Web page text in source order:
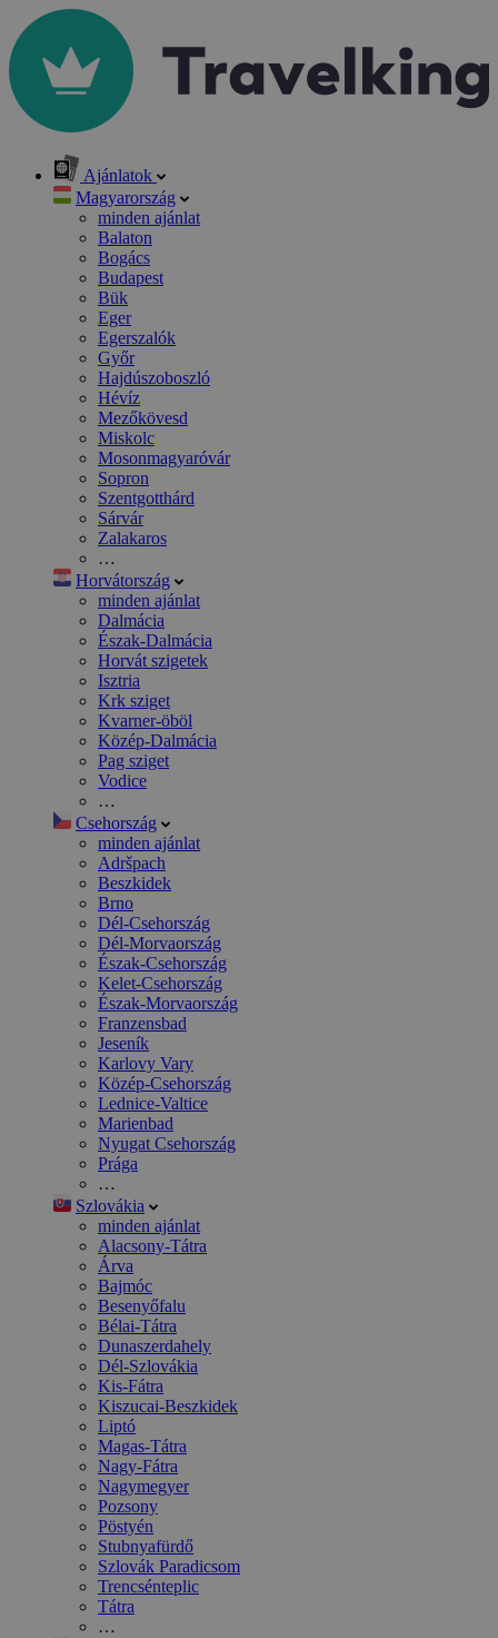
Ajánlatok
Magyarország
minden ajánlat
Balaton
Bogács
Budapest
Bük
Eger
Egerszalók
Győr
Hajdúszoboszló
Hévíz
Mezőkövesd
Miskolc
Mosonmagyaróvár
Sopron
Szentgotthárd
Sárvár
Zalakaros
…
Horvátország
minden ajánlat
Dalmácia
Észak-Dalmácia
Horvát szigetek
Isztria
Krk sziget
Kvarner-öböl
Közép-Dalmácia
Pag sziget
Vodice
…
Csehország
minden ajánlat
Adršpach
Beszkidek
Brno
Dél-Csehország
Dél-Morvaország
Észak-Csehország
Kelet-Csehország
Észak-Morvaország
Franzensbad
Jeseník
Karlovy Vary
Közép-Csehország
Lednice-Valtice
Marienbad
Nyugat Csehország
Prága
…
Szlovákia
minden ajánlat
Alacsony-Tátra
Árva
Bajmóc
Besenyőfalu
Bélai-Tátra
Dunaszerdahely
Dél-Szlovákia
Kis-Fátra
Kiszucai-Beszkidek
Liptó
Magas-Tátra
Nagy-Fátra
Nagymegyer
Pozsony
Pöstyén
Stubnyafürdő
Szlovák Paradicsom
Trencsénteplic
Tátra
…